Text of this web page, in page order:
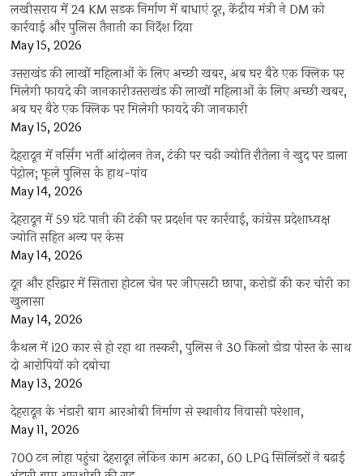
लखीसराय में 24 KM सड़क निर्माण में बाधाएं दूर, केंद्रीय मंत्री ने DM को
कार्रवाई और पुलिस तैनाती का निर्देश दिया
May 15, 2026
उत्तराखंड की लाखों महिलाओं के लिए अच्छी खबर, अब घर बैठे एक क्लिक पर
मिलेगी फायदे की जानकारीउत्तराखंड की लाखों महिलाओं के लिए अच्छी खबर,
अब घर बैठे एक क्लिक पर मिलेगी फायदे की जानकारी
May 15, 2026
देहरादून में नर्सिंग भर्ती आंदोलन तेज, टंकी पर चढ़ी ज्योति रौतेला ने खुद पर डाला
पेट्रोल; फूले पुलिस के हाथ-पांव
May 14, 2026
देहरादून में 59 घंटे पानी की टंकी पर प्रदर्शन पर कार्रवाई, कांग्रेस प्रदेशाध्यक्ष
ज्योति सहित अन्य पर केस
May 14, 2026
दून और हरिद्वार में सितारा होटल चेन पर जीएसटी छापा, करोड़ों की कर चोरी का
खुलासा
May 14, 2026
कैथल में i20 कार से हो रहा था तस्करी, पुलिस ने 30 किलो डोडा पोस्त के साथ
दो आरोपियों को दबोचा
May 13, 2026
देहरादून के भंडारी बाग आरओबी निर्माण से स्थानीय निवासी परेशान,
May 11, 2026
700 टन लोहा पहुंचा देहरादून लेकिन काम अटका, 60 LPG सिलिंडरों ने बढ़ाई